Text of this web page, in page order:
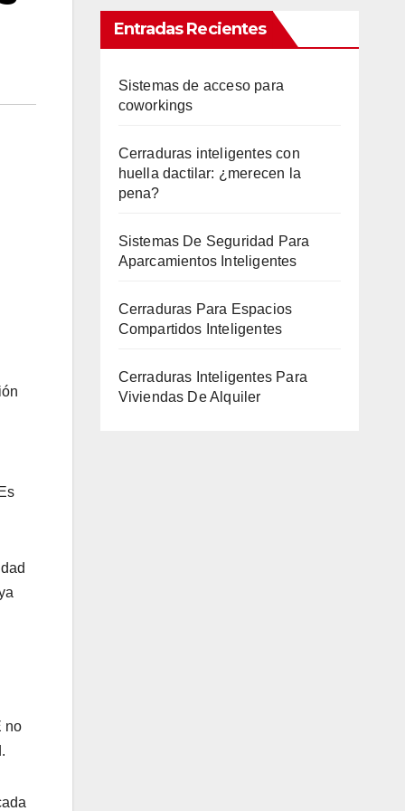
no
Entradas Recientes
Sistemas de acceso para
coworkings
Cerraduras inteligentes con
huella dactilar: ¿merecen la
pena?
Sistemas De Seguridad Para
Aparcamientos Inteligentes
Cerraduras Para Espacios
Compartidos Inteligentes
Cerraduras Inteligentes Para
Viviendas De Alquiler